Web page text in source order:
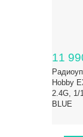
11
Hobby
2.4G, 1/
BLUE